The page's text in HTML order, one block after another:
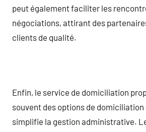
peut également faciliter les
négociations, attirant des
clients de qualité.
Enfin, le service de domiciliation
souvent des options de domiciliation
simplifie la gestion administrative.